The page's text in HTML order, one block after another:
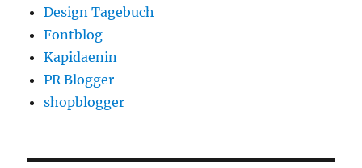
Design Tagebuch
Fontblog
Kapidaenin
PR Blogger
shopblogger